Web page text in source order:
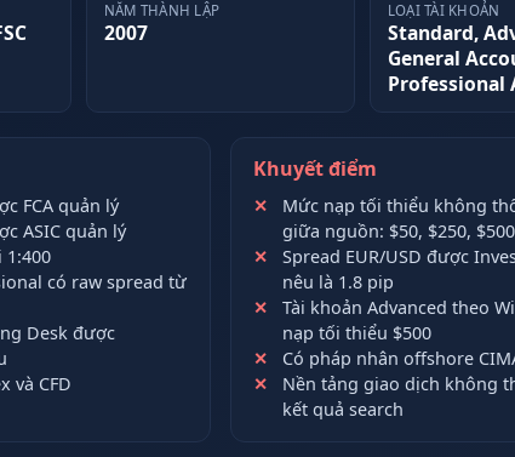
NĂM THÀNH LẬP
2007
LOẠI TÀI KHOẢN
Standard,
General
Professional
FCA quản lý
ASIC quản lý
có raw spread từ
Desk được
và CFD
Khuyết điểm
Mức nạp tối thiểu không
giữa nguồn: $50, $250, $500
Spread EUR/USD được
nêu là 1.8 pip
Tài khoản Advanced theo
nạp tối thiểu $500
Có pháp nhân offshore
Nền tảng giao dịch không
kết quả search